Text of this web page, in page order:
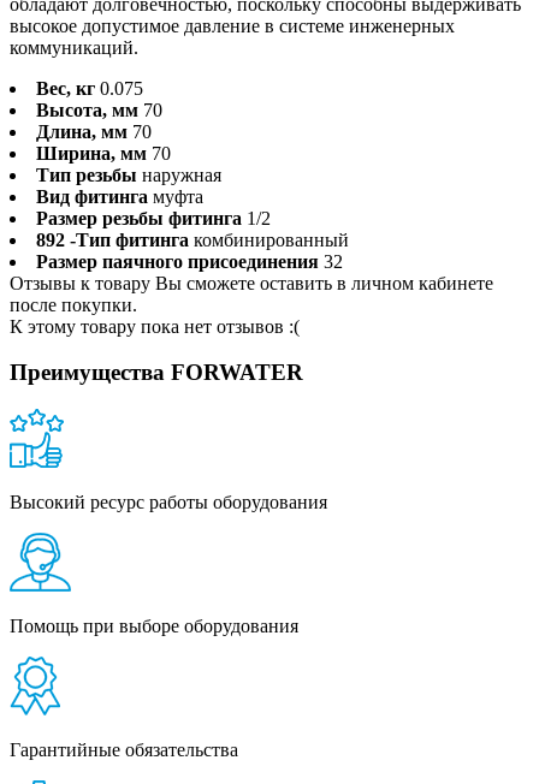
высокое допустимое давление в системе инженерных
коммуникаций.
Вес, кг 0.075
Высота, мм 70
Длина, мм 70
Ширина, мм 70
Тип резьбы наружная
Вид фитинга муфта
Размер резьбы фитинга 1/2
892 -Тип фитинга комбинированный
Размер паячного присоединения 32
Отзывы к товару Вы сможете оставить в личном кабинете
после покупки.
К этому товару пока нет отзывов :(
Преимущества FORWATER
Высокий ресурс работы оборудования
Помощь при выборе оборудования
Гарантийные обязательства